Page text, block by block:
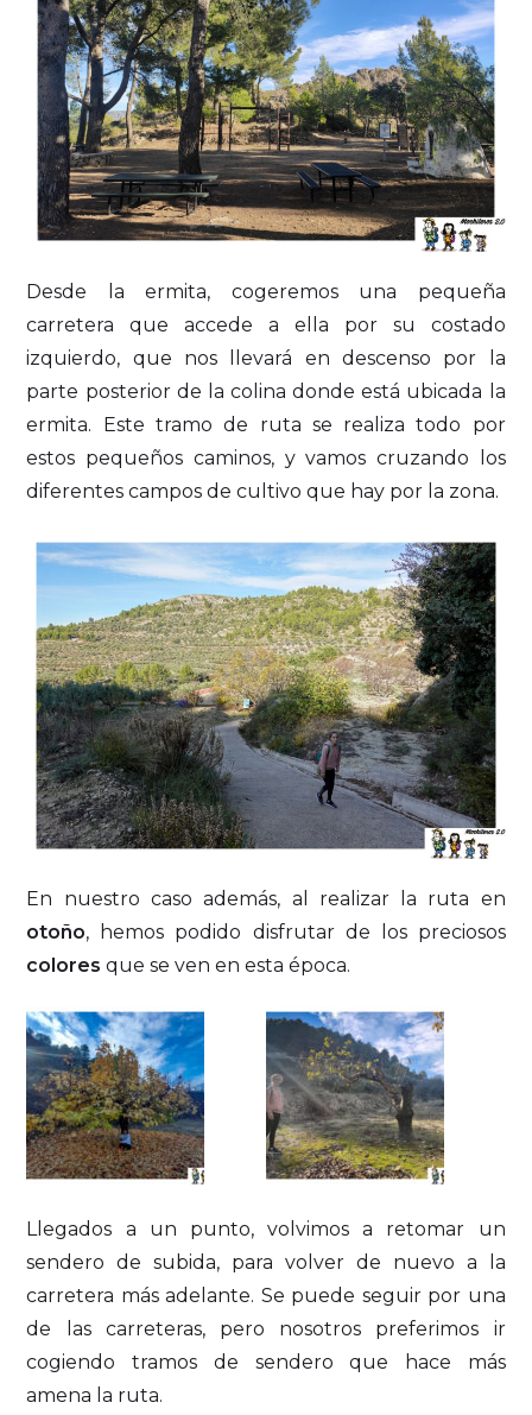
Desde la ermita, cogeremos una pequeña
carretera que accede a ella por su costado
izquierdo, que nos llevará en descenso por la
parte posterior de la colina donde está ubicada la
ermita. Este tramo de ruta se realiza todo por
estos pequeños caminos, y vamos cruzando los
diferentes campos de cultivo que hay por la zona.
En nuestro caso además, al realizar la ruta en
otoño, hemos podido disfrutar de los preciosos
colores que se ven en esta época.
Llegados a un punto, volvimos a retomar un
sendero de subida, para volver de nuevo a la
carretera más adelante. Se puede seguir por una
de las carreteras, pero nosotros preferimos ir
cogiendo tramos de sendero que hace más
amena la ruta.